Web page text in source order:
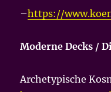
–https://
Moderne Decks /
Archetypische